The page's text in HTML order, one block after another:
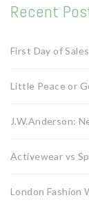
Recent
First Day of Sales
Little Peace or
J.W.Anderson:
Activewear vs
London Fashion